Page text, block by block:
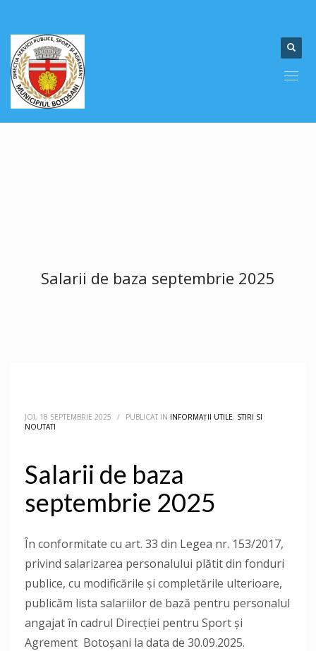
Salarii de baza septembrie 2025
JOI, 18 SEPTEMBRIE 2025 / PUBLICAT IN INFORMAȚII UTILE, STIRI SI
NOUTATI
Salarii de baza
septembrie 2025
În conformitate cu art. 33 din Legea nr. 153/2017,
privind salarizarea personalului plătit din fonduri
publice, cu modificările şi completările ulterioare,
publicăm lista salariilor de bază pentru personalul
angajat în cadrul Direcției pentru Sport și
Agrement Botoșani la data de 30.09.2025.